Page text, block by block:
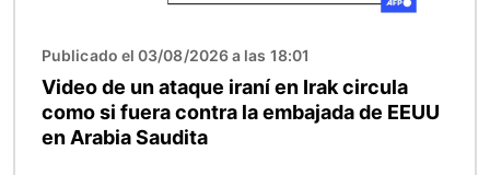
Publicado el 03/08/2026 a las 18:01
Video de un ataque iraní en Irak circula
como si fuera contra la embajada de EEUU
en Arabia Saudita